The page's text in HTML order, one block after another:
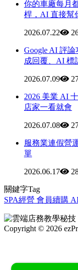
你的車廠每月
桿，AI 直接幫
2026.07.22
Google AI 評
成回覆、AI 標
2026.07.09
2026 美業 AI
店家一看就會
2026.07.08
服務業連假營
單
2026.06.17
關鍵字Tag
SPA經營 會員續購
Copyright © 2026